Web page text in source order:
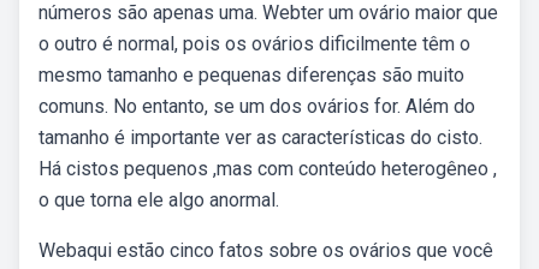
números são apenas uma. Webter um ovário maior que
o outro é normal, pois os ovários dificilmente têm o
mesmo tamanho e pequenas diferenças são muito
comuns. No entanto, se um dos ovários for. Além do
tamanho é importante ver as características do cisto.
Há cistos pequenos ,mas com conteúdo heterogêneo ,
o que torna ele algo anormal.
Webaqui estão cinco fatos sobre os ovários que você